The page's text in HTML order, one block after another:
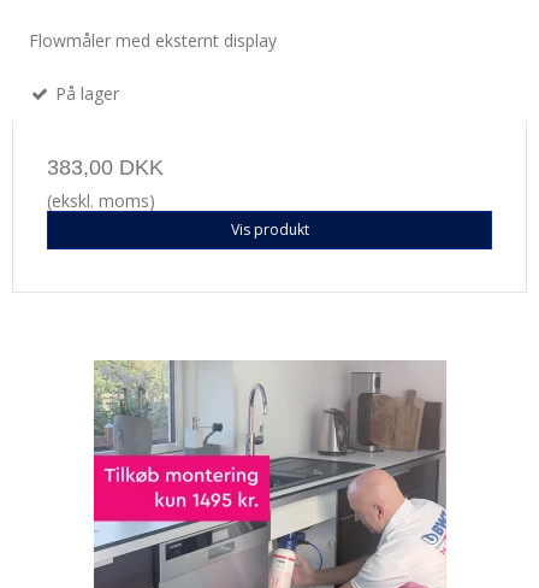
Flowmåler med eksternt display
På lager
383,00 DKK
(ekskl. moms)
Vis produkt